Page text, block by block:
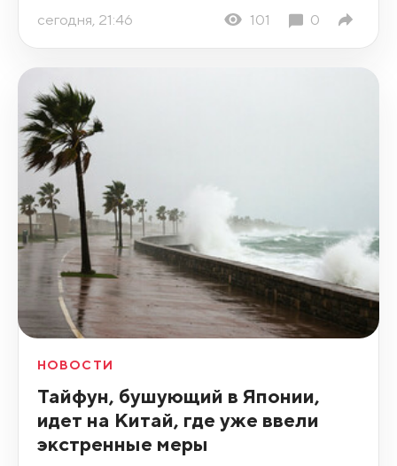
сегодня, 21:46 101 0
НОВОСТИ
Тайфун, бушующий в Японии,
идет на Китай, где уже ввели
экстренные меры